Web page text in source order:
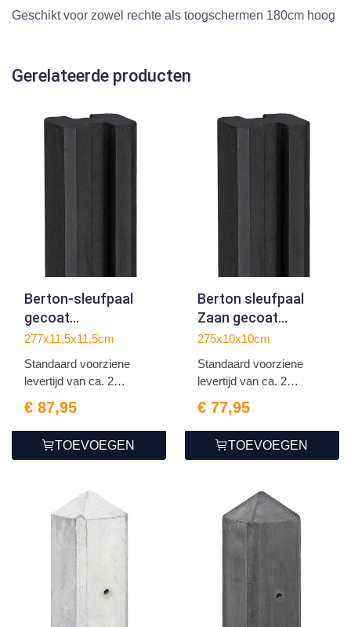
Geschikt voor zowel rechte als toogschermen 180cm hoog
Gerelateerde producten
Berton-sleufpaal
gecoat
11.5x11.5x277cm
277x11,5x11,5cm
Standaard voorziene
levertijd van ca. 2
€ 87,95
TOEVOEGEN
Berton sleufpaal
Zaan gecoat
eindmodel 275
275x10x10cm
Standaard voorziene
levertijd van ca. 2
€ 77,95
TOEVOEGEN